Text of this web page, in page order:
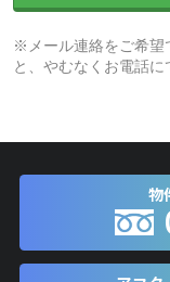
※メール連絡をご希望
と、やむなくお電話に
物